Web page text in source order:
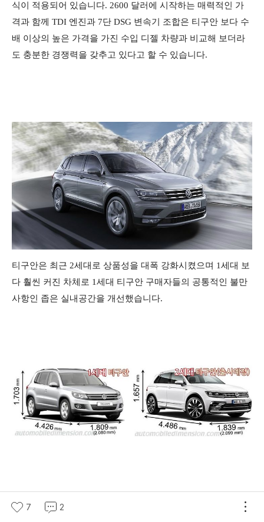
식이 적용되어 있습니다. 2600 달러에 시작하는 매력적인 가
격과 함께 TDI 엔진과 7단 DSG 변속기 조합은 티구안 보다 수
배 이상의 높은 가격을 가진 수입 디젤 차량과 비교해 보더라
도 충분한 경쟁력을 갖추고 있다고 할 수 있습니다.
티구안은 최근 2세대로 상품성을 대폭 강화시켰으며 1세대 보
다 훨씬 커진 차체로 1세대 티구안 구매자들의 공통적인 불만
사항인 좁은 실내공간을 개선했습니다.
7 2